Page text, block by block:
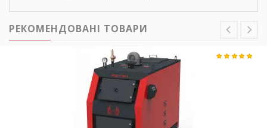
РЕКОМЕНДОВАНІ ТОВАРИ